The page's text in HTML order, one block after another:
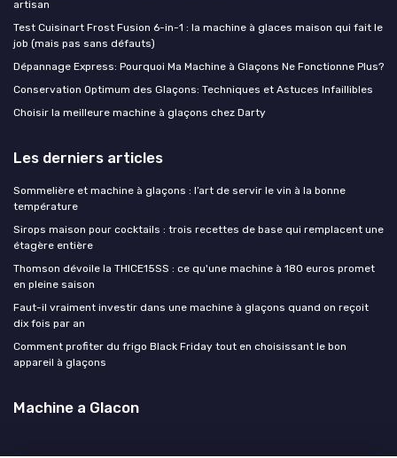
artisan
Test Cuisinart Frost Fusion 6-in-1 : la machine à glaces maison qui fait le
job (mais pas sans défauts)
Dépannage Express: Pourquoi Ma Machine à Glaçons Ne Fonctionne Plus?
Conservation Optimum des Glaçons: Techniques et Astuces Infaillibles
Choisir la meilleure machine à glaçons chez Darty
Les derniers articles
Sommelière et machine à glaçons : l’art de servir le vin à la bonne
température
Sirops maison pour cocktails : trois recettes de base qui remplacent une
étagère entière
Thomson dévoile la THICE15SS : ce qu'une machine à 180 euros promet
en pleine saison
Faut-il vraiment investir dans une machine à glaçons quand on reçoit
dix fois par an
Comment profiter du frigo Black Friday tout en choisissant le bon
appareil à glaçons
Machine a Glacon